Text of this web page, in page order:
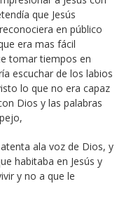
que Jesús
en público
era mas fácil
tomar tiempos en
escuchar de los labios
lo que no era capaz
Dios y las palabras
ala voz de Dios, y
habitaba en Jesús y
y no a que le